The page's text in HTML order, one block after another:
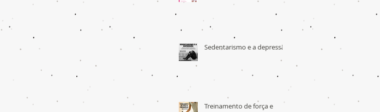
Sedentarismo e a depressão
Treinamento de força e